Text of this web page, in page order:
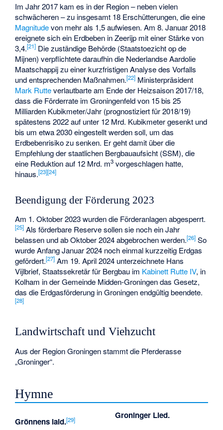
Im Jahr 2017 kam es in der Region – neben vielen
schwächeren – zu insgesamt 18 Erschütterungen, die eine
Magnitudevon mehr als 1,5 aufwiesen. Am 8. Januar 2018
ereignete sich ein Erdbeben in Zeerijp mit einer Stärke von
3,4.[21] Die zuständige Behörde (Staatstoezicht op de
Mijnen) verpflichtete daraufhin die Nederlandse Aardolie
Maatschappij zu einer kurzfristigen Analyse des Vorfalls
und entsprechenden Maßnahmen.[22] Ministerpräsident
Mark Rutteverlautbarte am Ende der Heizsaison 2017/18,
dass die Förderrate im Groningenfeld von 15 bis 25
Milliarden Kubikmeter/Jahr (prognostiziert für 2018/19)
spätestens 2022 auf unter 12 Mrd. Kubikmeter gesenkt und
bis um etwa 2030 eingestellt werden soll, um das
Erdbebenrisiko zu senken. Er geht damit über die
Empfehlung der staatlichen Bergbauaufsicht (SSM), die
eine Reduktion auf 12 Mrd. m3 vorgeschlagen hatte,
hinaus.[23][24]
Beendigung der Förderung 2023
Am 1. Oktober 2023 wurden die Förderanlagen abgesperrt.
[25] Als förderbare Reserve sollen sie noch ein Jahr
belassen und ab Oktober 2024 abgebrochen werden.[26] So
wurde Anfang Januar 2024 noch einmal kurzzeitig Erdgas
gefördert.[27] Am 19. April 2024 unterzeichnete Hans
Vijlbrief, Staatssekretär für Bergbau im Kabinett Rutte IV, in
Kolham in der Gemeinde Midden-Groningen das Gesetz,
das die Erdgasförderung in Groningen endgültig beendete.
[28]
Landwirtschaft und Viehzucht
Aus der Region Groningen stammt die Pferderasse
„Groninger“.
Hymne
Grönnens laid.[29] Groninger Lied.